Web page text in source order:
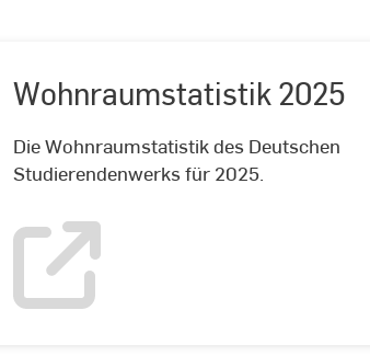
Wohnraumstatistik 2025
Die Wohnraumstatistik des Deutschen
Studierendenwerks für 2025.